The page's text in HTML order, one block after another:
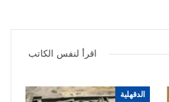
اقرأ لنفس الكاتب
الدقهلية